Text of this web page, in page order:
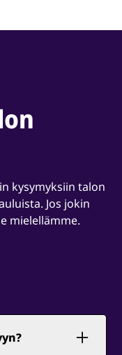
kysymyksiin talon
Jos jokin
mielellämme.